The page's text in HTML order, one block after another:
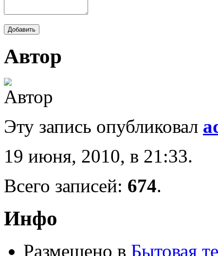
Автор
Эту запись опубликовал
19 июня, 2010, в 21:33.
Всего записей: 674.
Инфо
Размещено в Бытовая